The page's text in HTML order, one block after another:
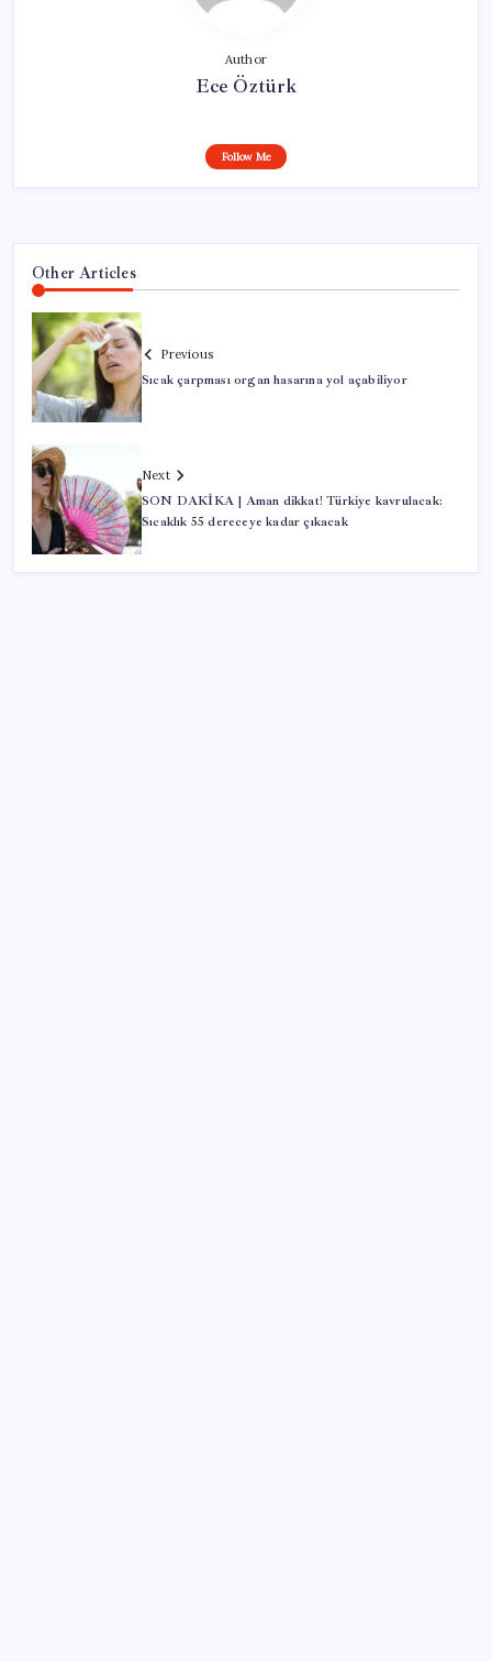
Author
Ece Öztürk
Follow Me
Other Articles
Previous
Sıcak çarpması organ hasarına yol açabiliyor
Next
SON DAKİKA | Aman dikkat! Türkiye kavrulacak:
Sıcaklık 55 dereceye kadar çıkacak